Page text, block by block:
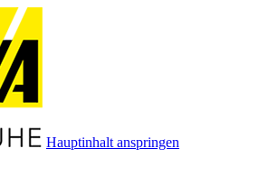
Hauptinhalt anspringen